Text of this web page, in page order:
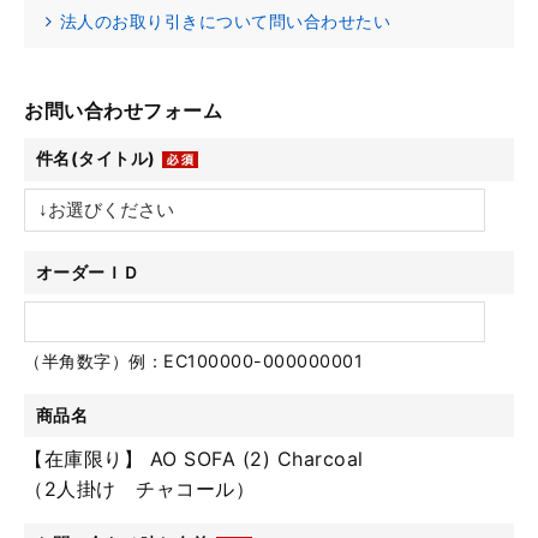
法人のお取り引きについて問い合わせたい
お問い合わせフォーム
件名(タイトル)
オーダーＩＤ
（半角数字）例：EC100000-000000001
商品名
【在庫限り】 AO SOFA (2) Charcoal
（2人掛け チャコール）